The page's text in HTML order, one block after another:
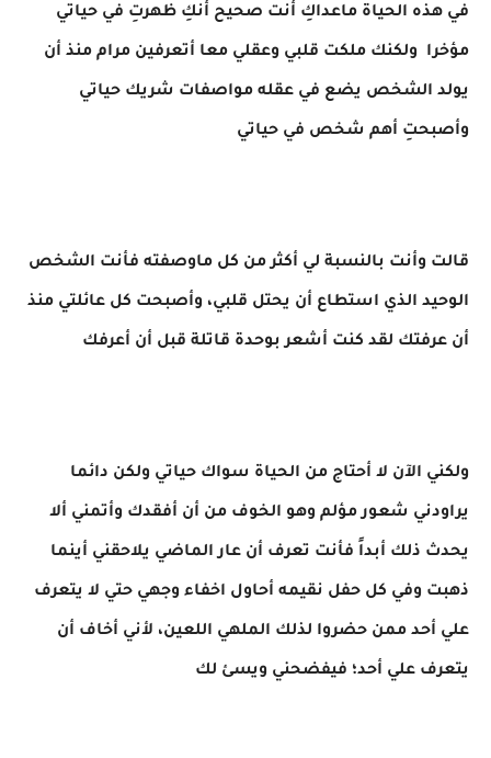
في هذه الحياة ماعداكِ أنت صحيح أنكِ ظهرتِ في حياتي
مؤخرا ولكنك ملكت قلبي وعقلي معا أتعرفين مرام منذ أن
يولد الشخص يضع في عقله مواصفات شريك حياتي
وأصبحتِ أهم شخص في حياتي
قالت وأنت بالنسبة لي أكثر من كل ماوصفته فأنت الشخص
الوحيد الذي استطاع أن يحتل قلبي، وأصبحت كل عائلتي منذ
أن عرفتك لقد كنت أشعر بوحدة قاتلة قبل أن أعرفك
ولكني الآن لا أحتاج من الحياة سواك حياتي ولكن دائما
يراودني شعور مؤلم وهو الخوف من أن أفقدك وأتمني ألا
يحدث ذلك أبداً فأنت تعرف أن عار الماضي يلاحقني أينما
ذهبت وفي كل حفل نقيمه أحاول اخفاء وجهي حتي لا يتعرف
علي أحد ممن حضروا لذلك الملهي اللعين، لأني أخاف أن
يتعرف علي أحد؛ فيفضحني ويسئ لك